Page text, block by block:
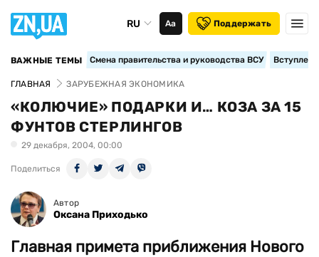
RU Аа Поддержать
ВАЖНЫЕ ТЕМЫ Смена правительства и руководства ВСУ
ГЛАВНАЯ ЗАРУБЕЖНАЯ ЭКОНОМИКА
«КОЛЮЧИЕ» ПОДАРКИ И… КОЗА ЗА 15
ФУНТОВ СТЕРЛИНГОВ
29 декабря, 2004, 00:00
Поделиться
Автор
Оксана Приходько
Главная примета приближения Нового